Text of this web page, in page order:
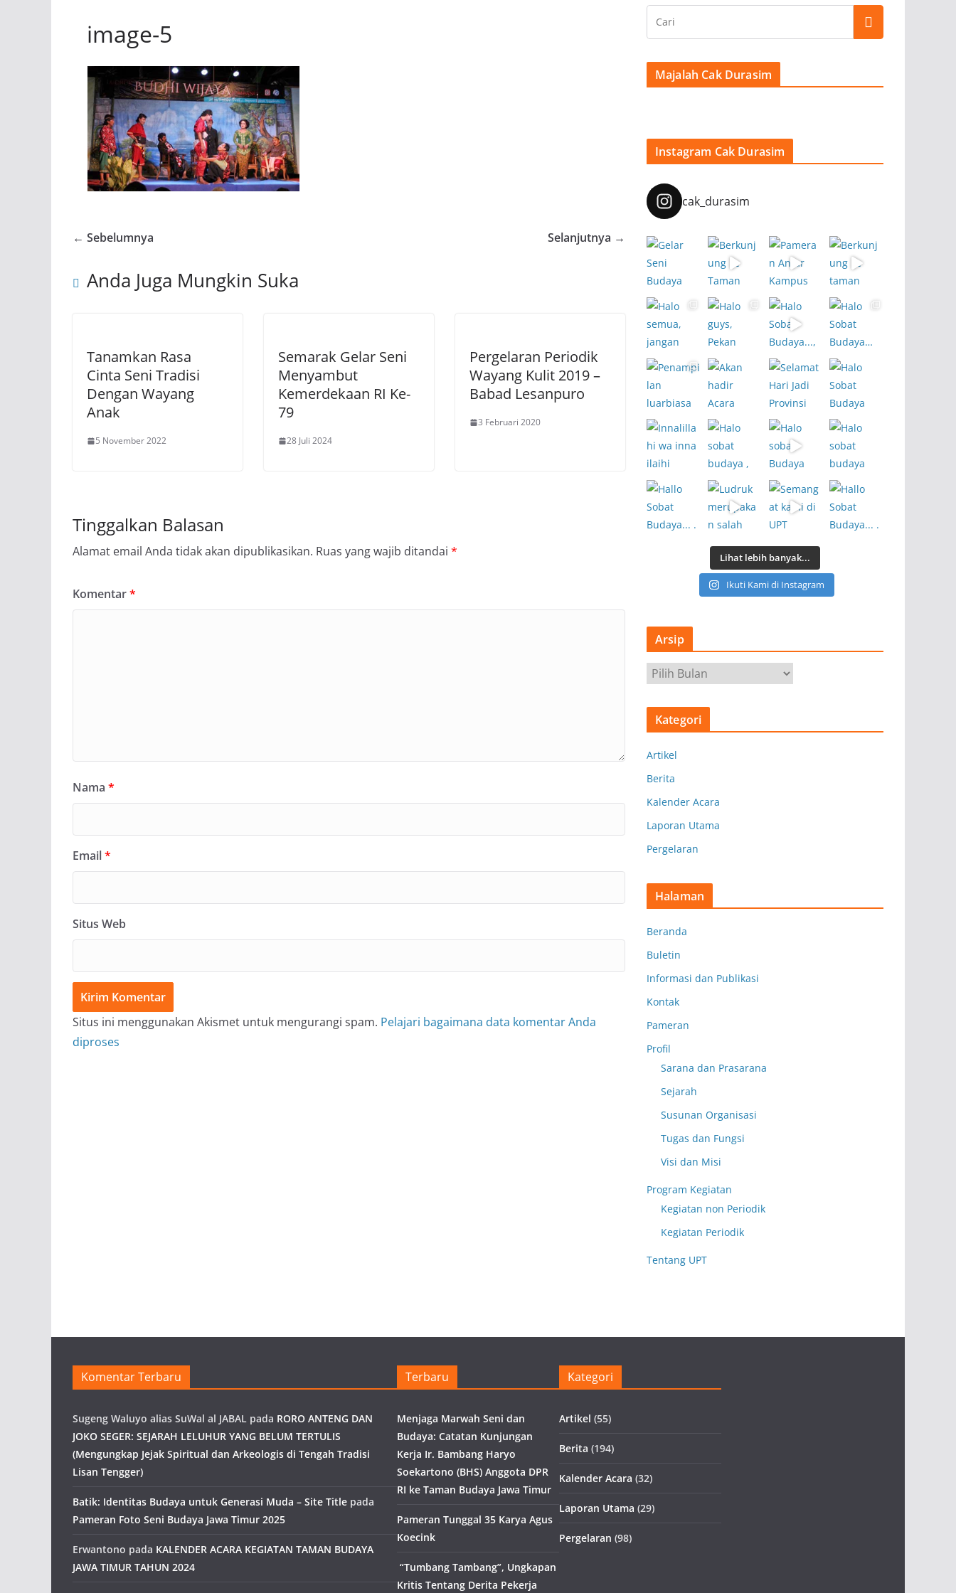
image-5
← Sebelumnya Selanjutnya →
Anda Juga Mungkin Suka
Tanamkan Rasa
Cinta Seni Tradisi
Dengan Wayang
Anak
5 November 2022
Semarak Gelar Seni
Menyambut
Kemerdekaan RI Ke-
79
28 Juli 2024
Pergelaran Periodik
Wayang Kulit 2019 –
Babad Lesanpuro
3 Februari 2020
Tinggalkan Balasan
Alamat email Anda tidak akan dipublikasikan. Ruas yang wajib ditandai *
Komentar*
Nama *
Email*
Situs Web
Situs ini menggunakan Akismet untuk mengurangi spam. Pelajari bagaimana data komentar Anda
diproses
Majalah Cak Durasim
Instagram Cak Durasim
cak_durasim
Lihat lebih banyak...
Ikuti Kami di Instagram
Arsip
r
s
Kategori
Artikel
Berita
Kalender Acara
Laporan Utama
Pergelaran
Halaman
Beranda
Buletin
Informasi dan Publikasi
Kontak
Pameran
Profil
Sarana dan Prasarana
Sejarah
Susunan Organisasi
Tugas dan Fungsi
Visi dan Misi
Program Kegiatan
Kegiatan non Periodik
Kegiatan Periodik
Tentang UPT
Komentar Terbaru
Sugeng Waluyo alias SuWal al JABAL pada RORO ANTENG DAN
JOKO SEGER: SEJARAH LELUHUR YANG BELUM TERTULIS
(Mengungkap Jejak Spiritual dan Arkeologis di Tengah Tradisi
Lisan Tengger)
Batik: Identitas Budaya untuk Generasi Muda – Site Title pada
Pameran Foto Seni Budaya Jawa Timur 2025
Erwantono pada KALENDER ACARA KEGIATAN TAMAN BUDAYA
JAWA TIMUR TAHUN 2024
Terbaru
Menjaga Marwah Seni dan
Budaya: Catatan Kunjungan
Kerja Ir. Bambang Haryo
Soekartono (BHS) Anggota DPR
RI ke Taman Budaya Jawa Timur
Pameran Tunggal 35 Karya Agus
Koecink
“Tumbang Tambang”, Ungkapan
Kritis Tentang Derita Pekerja
Kategori
Artikel (55)
Berita (194)
Kalender Acara (32)
Laporan Utama (29)
Pergelaran (98)